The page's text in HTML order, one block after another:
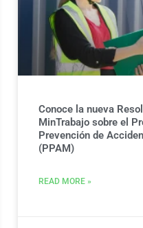
Conoce la nueva
MinTrabajo sobre el
Prevención de
(PPAM)
READ MORE »